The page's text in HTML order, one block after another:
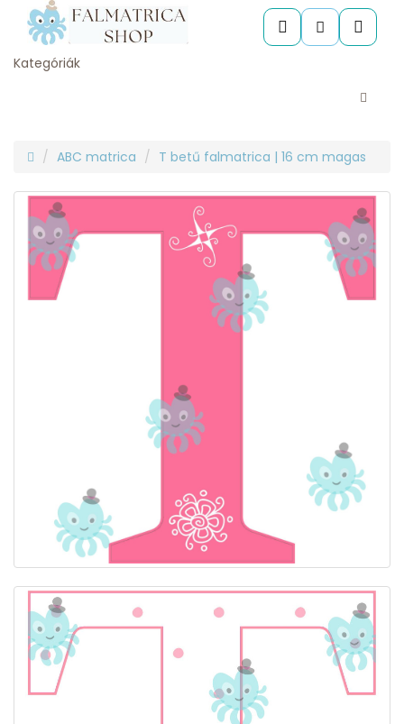
Kategóriák
ABC matrica T betű falmatrica | 16 cm magas